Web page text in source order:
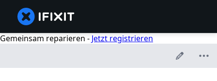
Gemeinsam reparieren - Jetzt registrieren